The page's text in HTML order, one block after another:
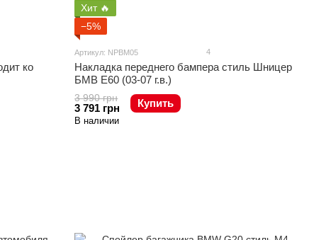
ко
Хит 🔥
−5%
Артикул: NPBM05 4
Накладка переднего бампера стиль Шницер
БМВ Е60 (03-07 г.в.)
3 990 грн
3 791 грн Купить
В наличии